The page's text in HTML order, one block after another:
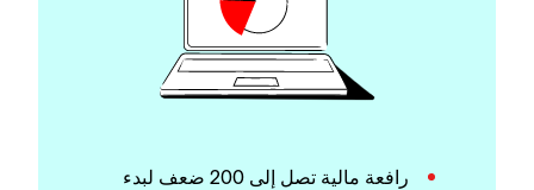
رافعة مالية تصل إلى 200 ضعف لبدء